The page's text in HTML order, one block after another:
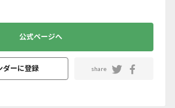
公式ページへ
ーに登録 share